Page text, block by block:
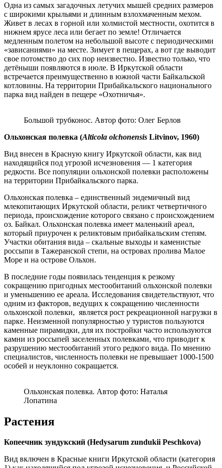
Одна из самых загадочных летучих мышей средних размеров
с широкими крыльями и длинным взлохмаченным мехом.
Живет в лесах в горной или холмистой местности, охотится в
нижнем ярусе леса или бегает по земле! Отличается
медленным полетом на небольшой высоте с периодическими
«зависаниями» на месте. Зимует в пещерах, а вот где выводит
свое потомство до сих пор неизвестно. Известно только, что
детёныши появляются в июле. В Иркутской области
встречается преимущественно в южной части Байкальской
котловины. На территории Прибайкальского национального
парка вид найден в пещере «Охотничья».
Большой трубконос. Автор фото: Олег Берлов
Ольхонская полевка (Alticola olchonensis Litvinov, 1960)
Вид внесен в Красную книгу Иркутской области, как вид
находящийся под угрозой исчезновения — 1 категория
редкости. Все популяции ольхонской полевки расположены
на территории Прибайкальского парка.
Ольхонская полевка – единственный эндемичный вид
млекопитающих Иркутской области, реликт четвертичного
периода, происхождение которого связано с происхождением
оз. Байкал. Ольхонская полевка имеет маленький ареал,
который приурочен к реликтовым прибайкальским степям.
Участки обитания вида – скальные выходы и каменистые
россыпи в Тажеранской степи, на островах пролива Малое
Море и на острове Ольхон.
В последние годы появилась тенденция к резкому
сокращению пригодных местообитаний ольхонской полевки
и уменьшению ее ареала. Исследования свидетельствуют, что
одним из факторов, ведущих к сокращению численности
ольхонской полевки, является рост рекреационной нагрузки в
парке. Неизменной популярностью у туристов пользуются
каменные пирамидки, для их постройки часто используются
камни из россыпей заселенных полевками, что приводит к
разрушению местообитаний этого редкого вида. По мнению
специалистов, численность полевки не превышает 1000-1500
особей и неуклонно сокращается.
Ольхонская полевка. Автор фото: Наталья
Лопатина
Растения
Копеечник зундукский (Hedysarum zundukii Peschkova)
Вид включен в Красные книги Иркутской области (категория